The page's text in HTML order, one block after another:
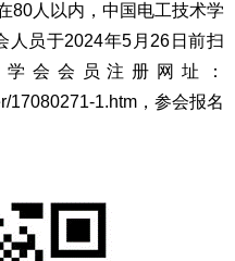
人以内，中国电工技术学
人员于2024年5月26日前扫
会会员注册网址：
17080271-1.htm，参会报名